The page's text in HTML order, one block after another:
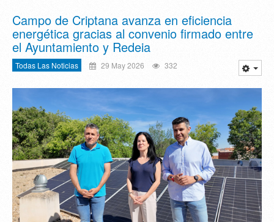
Campo de Criptana avanza en eficiencia
energética gracias al convenio firmado entre
el Ayuntamiento y Redeia
Todas Las Noticias 29 May 2026 332